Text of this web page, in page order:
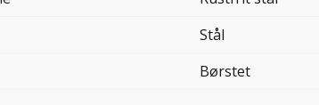
Stål
Børstet